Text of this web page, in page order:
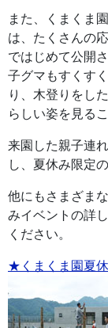
また、くまくま
は、たくさんの
ではじめて公開
子グマもすくす
り、木登りをし
らしい姿を見る
来園した親子連
し、夏休み限定
他にもさまざま
みイベントの詳
ください。
★くまくま園夏